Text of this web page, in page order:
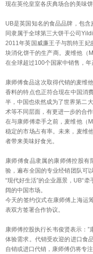
现在英伦皇室各庆典场合的美味
UB是英国知名的食品品牌，包
同隶属于全球第三大饼干公司
2011年英国威廉王子与凯特王妃
块消化饼干的生产商。麦维他（
在全球超过100个国家中销售，
康师傅食品这次取得代销的麦维
香料的特点也正符合现在中国消
半，中国也依然成为了世界第二
术等不同层面，有更进一步的合
在与康师傅牵手之前，麦维他（
稳定的市场占有率。未来，麦维
者带来美味好食光。
康师傅食品隶属的康师傅控股有
验，遍布全国的专业经销团队可
“现代好生活”的企业愿景，UB“
阔的中国市场。
今天的签约仪式在康师傅上海运
表双方签署合作协议。
康师傅控股执行长韦俊贤表示：
体验需求。代销受欢迎的进口食
自销或进口代销，康师傅仍将专